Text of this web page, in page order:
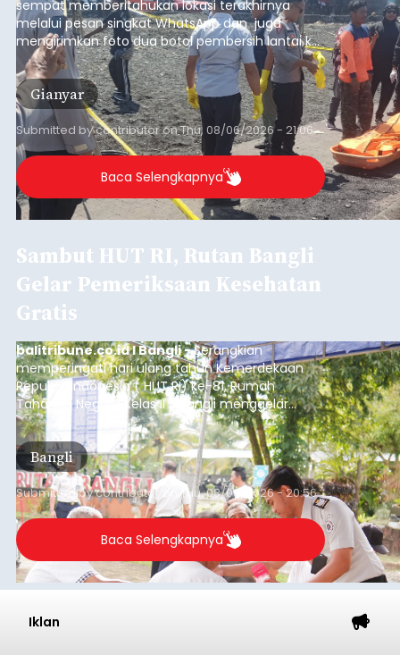
sempat memberitahukan lokasi terakhirnya
melalui pesan singkat WhatsApp dan juga
mengirimkan foto dua botol pembersih lantai ke
istrinya.
Gianyar
Submitted bycontributoronThu, 08/06/2026 - 21:06
Baca Selengkapnya
Sambut HUT RI, Rutan Bangli
Gelar Pemeriksaan Kesehatan
Gratis
balitribune.co.id I Bangli -Serangkian
memperingati hari ulang tahun Kemerdekaan
Republik Indonesia ( HUT RI) ke-81, Rumah
Tahanan Negara Kelas II B Bangli menggelar
kegiatan pemeriksaan kesehatan gratis, Rabu
(6/8/2026).
Bangli
Submitted bycontributor Thu, 08/06/2026 - 20:56
Baca Selengkapnya
Iklan